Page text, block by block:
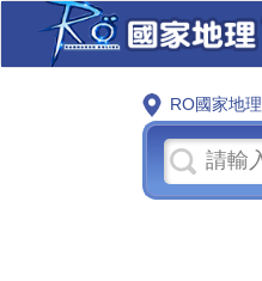
RO國家地理